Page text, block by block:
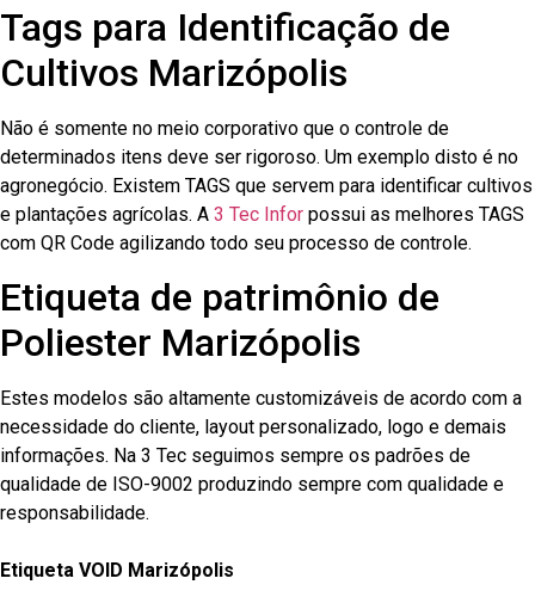
Tags para Identificação de
Cultivos Marizópolis
Não é somente no meio corporativo que o controle de
determinados itens deve ser rigoroso. Um exemplo disto é no
agronegócio. Existem TAGS que servem para identificar cultivos
e plantações agrícolas. A 3 Tec Infor possui as melhores TAGS
com QR Code agilizando todo seu processo de controle.
Etiqueta de patrimônio de
Poliester Marizópolis
Estes modelos são altamente customizáveis de acordo com a
necessidade do cliente, layout personalizado, logo e demais
informações. Na 3 Tec seguimos sempre os padrões de
qualidade de ISO-9002 produzindo sempre com qualidade e
responsabilidade.
Etiqueta VOID Marizópolis